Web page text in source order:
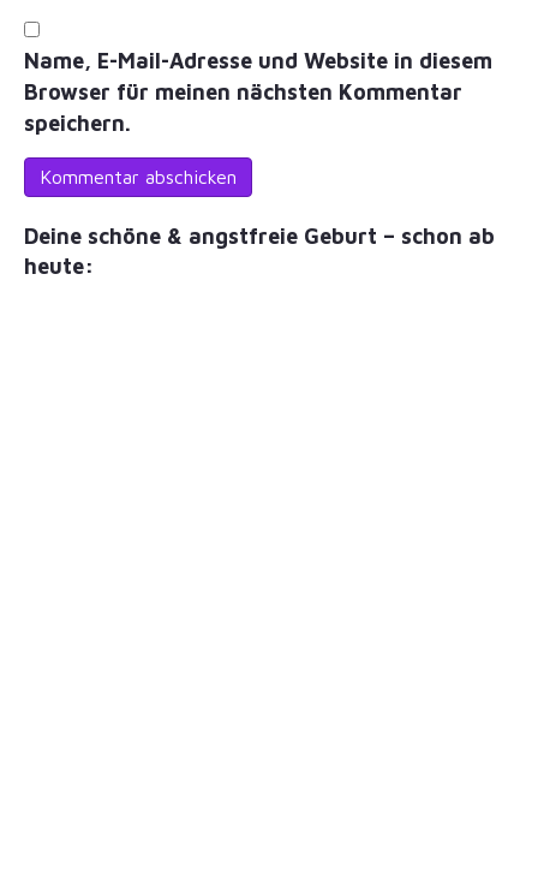
Name, E-Mail-Adresse und Website in diesem
Browser für meinen nächsten Kommentar
speichern.
Deine schöne & angstfreie Geburt – schon ab
heute: